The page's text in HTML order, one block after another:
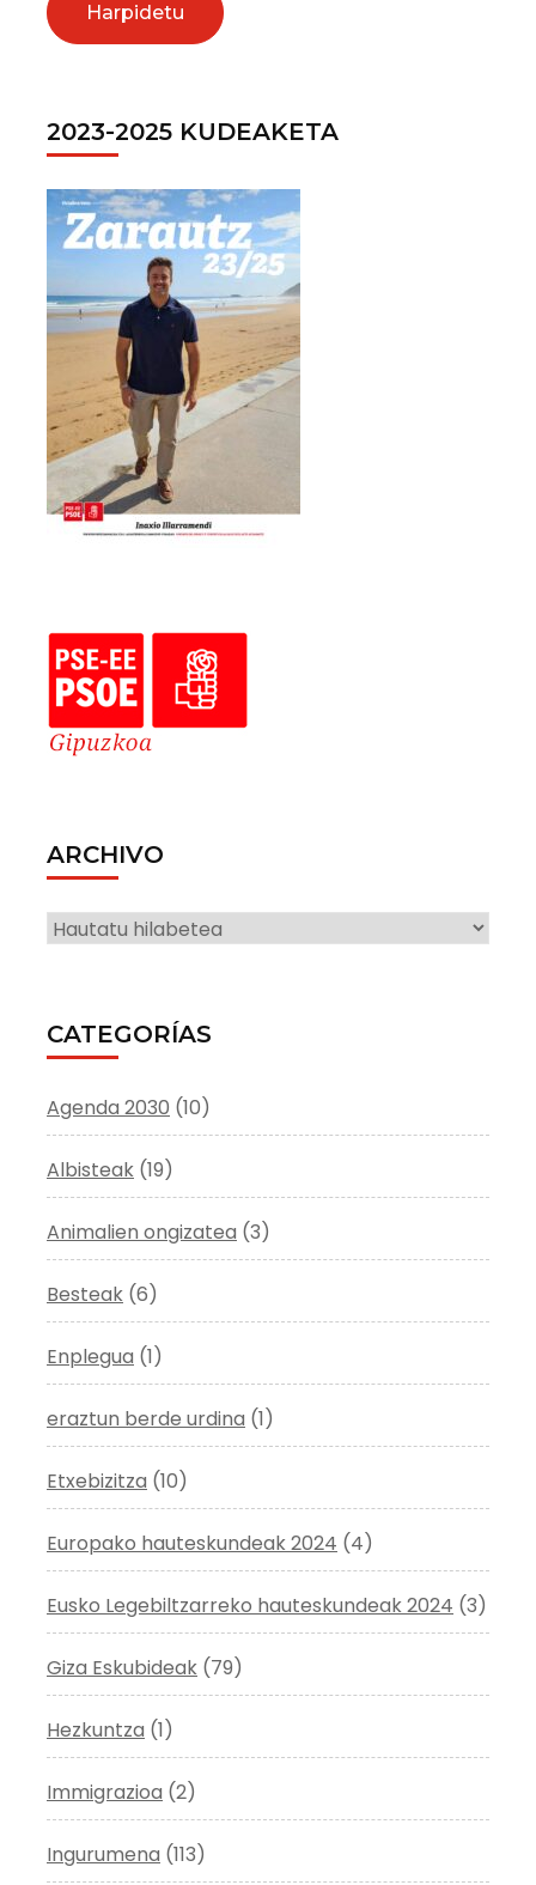
2023-2025 KUDEAKETA
ARCHIVO
ARCHIVO
CATEGORÍAS
Agenda 2030 (10)
Albisteak (19)
Animalien ongizatea (3)
Besteak (6)
Enplegua (1)
eraztun berde urdina (1)
Etxebizitza (10)
Europako hauteskundeak 2024 (4)
Eusko Legebiltzarreko hauteskundeak 2024 (3)
Giza Eskubideak (79)
Hezkuntza (1)
Immigrazioa (2)
Ingurumena (113)